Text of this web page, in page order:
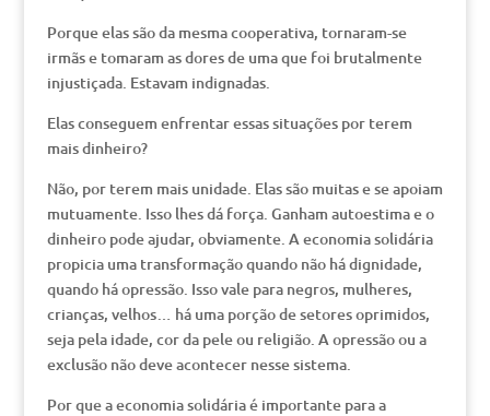
Porque elas são da mesma cooperativa, tornaram-se
irmãs e tomaram as dores de uma que foi brutalmente
injustiçada. Estavam indignadas.
Elas conseguem enfrentar essas situações por terem
mais dinheiro?
Não, por terem mais unidade. Elas são muitas e se apoiam
mutuamente. Isso lhes dá força. Ganham autoestima e o
dinheiro pode ajudar, obviamente. A economia solidária
propicia uma transformação quando não há dignidade,
quando há opressão. Isso vale para negros, mulheres,
crianças, velhos… há uma porção de setores oprimidos,
seja pela idade, cor da pele ou religião. A opressão ou a
exclusão não deve acontecer nesse sistema.
Por que a economia solidária é importante para a